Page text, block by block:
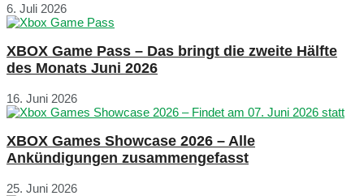
6. Juli 2026
XBOX Game Pass – Das bringt die zweite Hälfte
des Monats Juni 2026
16. Juni 2026
XBOX Games Showcase 2026 – Alle
Ankündigungen zusammengefasst
25. Juni 2026